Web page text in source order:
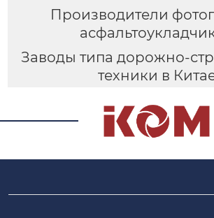
Производители
Заводы типа дорожно-
техники в